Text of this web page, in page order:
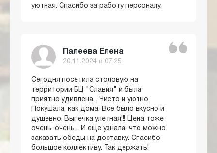
уютная. Спасибо за работу персоналу.
Палеева Елена
20.11.2024 в 07:25
Сегодня посетила столовую на
территории БЦ "Славия" и была
приятно удивлена... Чисто и уютно.
Покушала, как дома. Все было вкусно и
душевно. Выпечка улетная!!! Цена тоже
очень, очень... И еще узнала, что можно
заказать обеды на доставку. Спасибо
большое коллективу. Так держать!